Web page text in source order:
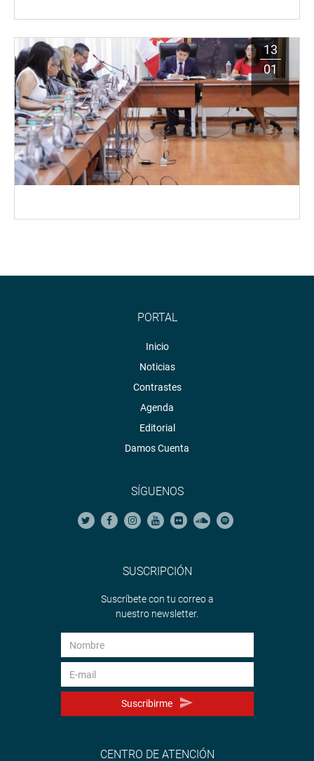
13
01
PORTAL
Inicio
Noticias
Contrastes
Agenda
Editorial
Damos Cuenta
SÍGUENOS
SUSCRIPCIÓN
Suscríbete con tu correo a
nuestro newsletter.
Suscribirme
CENTRO DE ATENCIÓN